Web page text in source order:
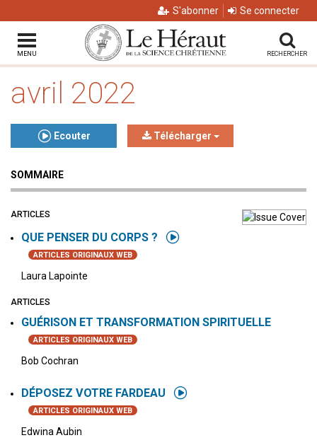
S'abonner Se connecter
MENU RECHERCHER
avril 2022
Ecouter Télécharger
Click to play or pause the audio
SOMMAIRE
ARTICLES
QUE PENSER DU CORPS ?
ARTICLES ORIGINAUX WEB
Laura Lapointe
ARTICLES
GUÉRISON ET TRANSFORMATION SPIRITUELLE
ARTICLES ORIGINAUX WEB
Bob Cochran
DÉPOSEZ VOTRE FARDEAU
ARTICLES ORIGINAUX WEB
Edwina Aubin